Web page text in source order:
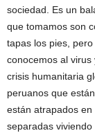
sociedad. Es un
que tomamos son
tapas los pies,
conocemos al
crisis humanitaria
peruanos que
están atrapados
separadas